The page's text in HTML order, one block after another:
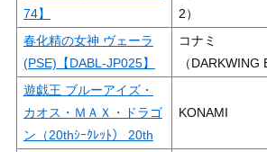
74】
2）
春化精の女神 ヴェーラ
(PSE)【DABL-JP025】
コナミ
（DARKWING
遊戯王 ブルーアイズ・
カオス・ＭＡＸ・ドラゴ
ン（20thｼｰｸﾚｯﾄ） 20th
KONAMI